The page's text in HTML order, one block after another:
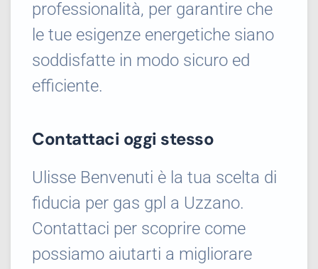
professionalità, per garantire che
le tue esigenze energetiche siano
soddisfatte in modo sicuro ed
efficiente.
Contattaci oggi stesso
Ulisse Benvenuti è la tua scelta di
fiducia per gas gpl a Uzzano.
Contattaci per scoprire come
possiamo aiutarti a migliorare